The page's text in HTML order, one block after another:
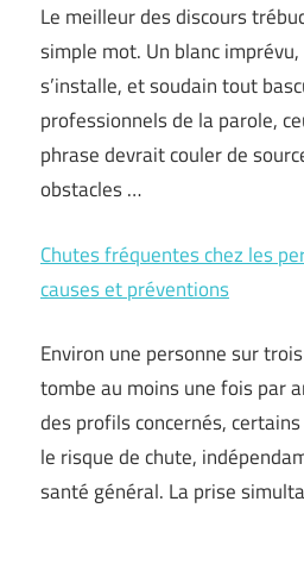
Le meilleur des discours
simple mot. Un blanc
s’installe, et soudain tout
professionnels de la parole,
phrase devrait couler de
obstacles …
Chutes fréquentes chez les
causes et préventions
Environ une personne sur
tombe au moins une fois par
des profils concernés,
le risque de chute,
santé général. La prise